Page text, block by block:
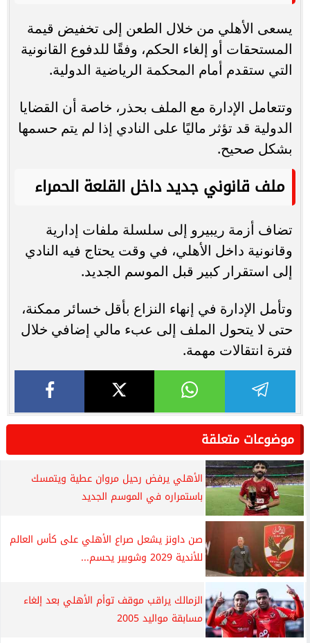
يسعى الأهلي من خلال الطعن إلى تخفيض قيمة
المستحقات أو إلغاء الحكم، وفقًا للدفوع القانونية
التي ستقدم أمام المحكمة الرياضية الدولية.
وتتعامل الإدارة مع الملف بحذر، خاصة أن القضايا
الدولية قد تؤثر ماليًا على النادي إذا لم يتم حسمها
بشكل صحيح.
ملف قانوني جديد داخل القلعة الحمراء
تضاف أزمة ريبيرو إلى سلسلة ملفات إدارية
وقانونية داخل الأهلي، في وقت يحتاج فيه النادي
إلى استقرار كبير قبل الموسم الجديد.
وتأمل الإدارة في إنهاء النزاع بأقل خسائر ممكنة،
حتى لا يتحول الملف إلى عبء مالي إضافي خلال
فترة انتقالات مهمة.
موضوعات متعلقة
الأهلي يرفض رحيل مروان عطية ويتمسك
باستمراره في الموسم الجديد
صن داونز يشعل صراع الأهلي على كأس العالم
للأندية 2029 وشوبير يحسم...
الزمالك يراقب موقف توأم الأهلي بعد إلغاء
مسابقة مواليد 2005